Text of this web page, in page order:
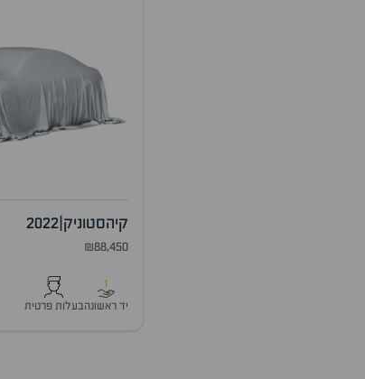
קיהסטוניק |
2022
₪88,450
1
יד ראשונהבעלות פרטית